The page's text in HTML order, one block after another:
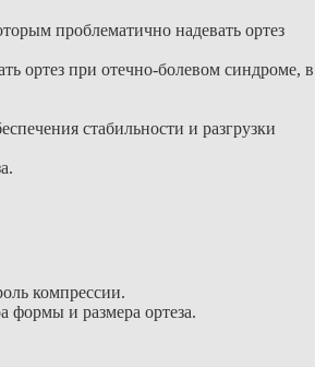
проблематично надевать ортез
ортез при отечно-болевом синдроме, в
стабильности и разгрузки
компрессии.
формы и размера ортеза.